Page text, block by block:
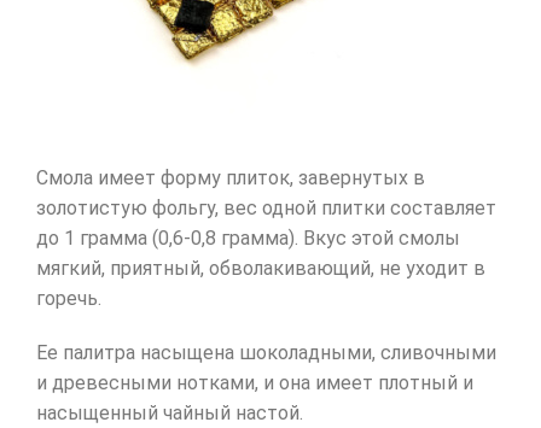
Смола имеет форму плиток, завернутых в
золотистую фольгу, вес одной плитки составляет
до 1 грамма (0,6-0,8 грамма). Вкус этой смолы
мягкий, приятный, обволакивающий, не уходит в
горечь.
Ее палитра насыщена шоколадными, сливочными
и древесными нотками, и она имеет плотный и
насыщенный чайный настой.